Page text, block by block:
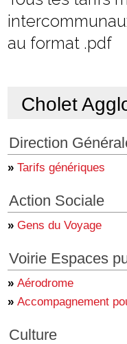
au format .pdf
Cholet
Direction
» Tarifs génériques
Action Sociale
» Gens du Voyage
Voirie Espaces
» Aérodrome
» Accompagnement
Culture